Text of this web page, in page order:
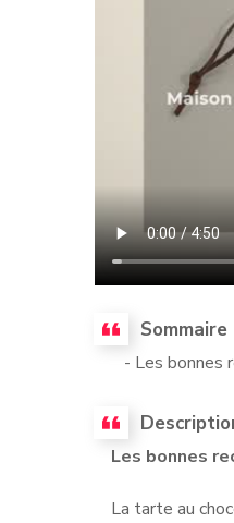
Sommaire
- Les bonnes
Les bonnes
La tarte au